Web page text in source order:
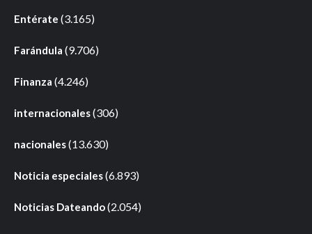
Entérate (3.165)
Farándula (9.706)
Finanza (4.246)
internacionales(306)
nacionales(13.630)
Noticia especiales(6.893)
Noticias Dateando(2.054)